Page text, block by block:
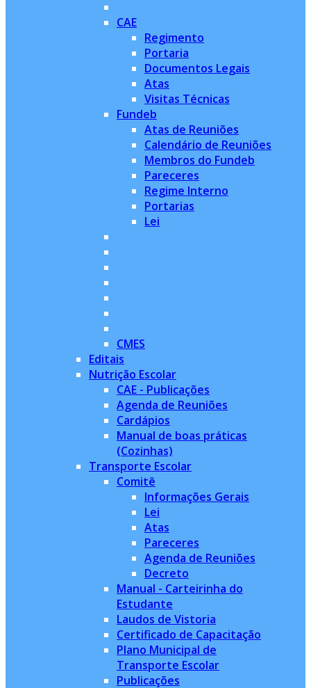
CAE
Regimento
Portaria
Documentos Legais
Atas
Visitas Técnicas
Fundeb
Atas de Reuniões
Calendário de Reuniões
Membros do Fundeb
Pareceres
Regime Interno
Portarias
Lei
CMES
Editais
Nutrição Escolar
CAE - Publicações
Agenda de Reuniões
Cardápios
Manual de boas práticas
(Cozinhas)
Transporte Escolar
Comitê
Informações Gerais
Lei
Atas
Pareceres
Agenda de Reuniões
Decreto
Manual - Carteirinha do
Estudante
Laudos de Vistoria
Certificado de Capacitação
Plano Municipal de
Transporte Escolar
Publicações